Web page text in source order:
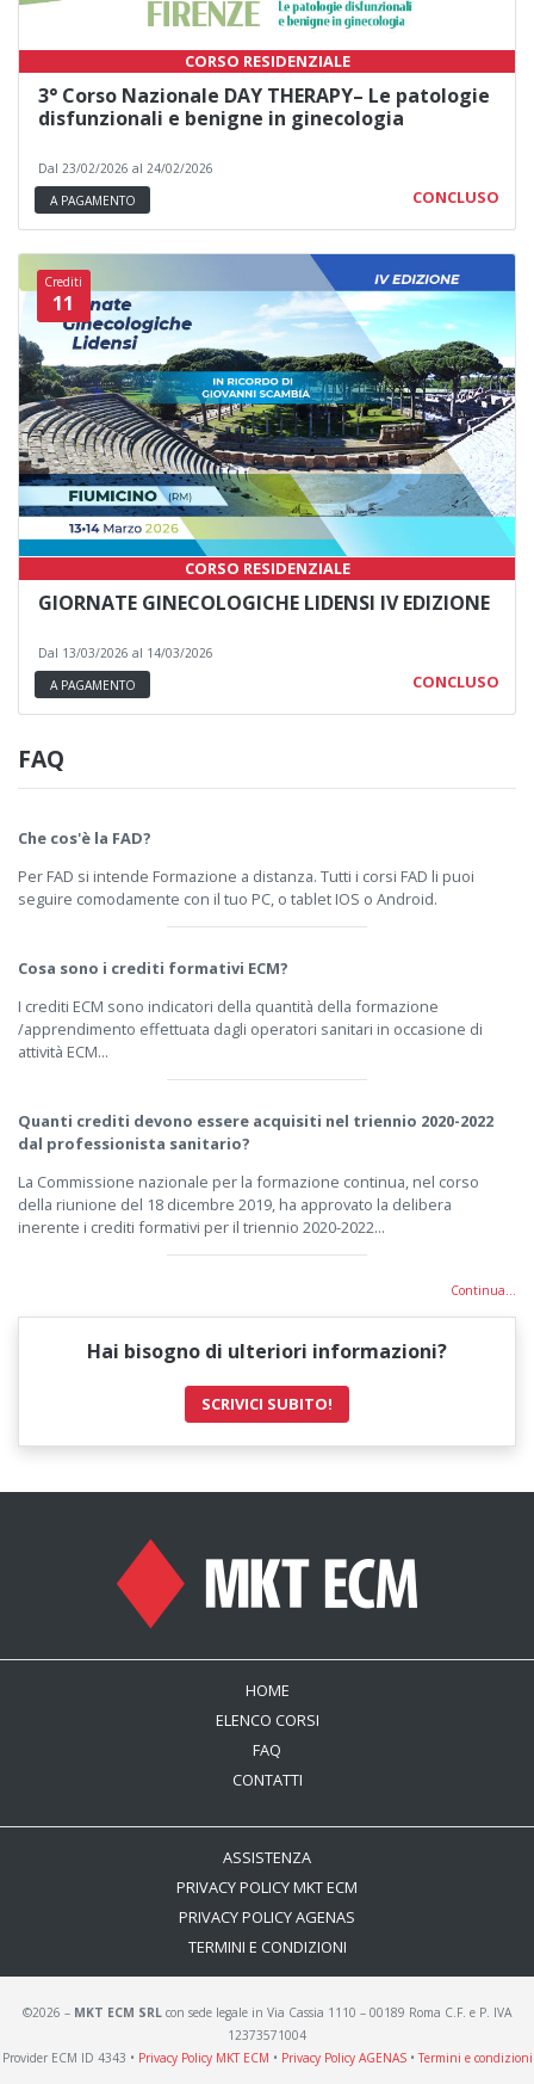
CORSO RESIDENZIALE
3° Corso Nazionale DAY THERAPY– Le patologie
disfunzionali e benigne in ginecologia
Dal 23/02/2026 al 24/02/2026
A PAGAMENTO
CONCLUSO
Crediti
11
CORSO RESIDENZIALE
GIORNATE GINECOLOGICHE LIDENSI IV EDIZIONE
Dal 13/03/2026 al 14/03/2026
A PAGAMENTO
CONCLUSO
FAQ
Che cos'è la FAD?
Per FAD si intende Formazione a distanza. Tutti i corsi FAD li puoi
seguire comodamente con il tuo PC, o tablet IOS o Android.
Cosa sono i crediti formativi ECM?
I crediti ECM sono indicatori della quantità della formazione
/apprendimento effettuata dagli operatori sanitari in occasione di
attività ECM...
Quanti crediti devono essere acquisiti nel triennio 2020-2022
dal professionista sanitario?
La Commissione nazionale per la formazione continua, nel corso
della riunione del 18 dicembre 2019, ha approvato la delibera
inerente i crediti formativi per il triennio 2020-2022...
Continua...
Hai bisogno di ulteriori informazioni?
SCRIVICI SUBITO!
HOME
ELENCO CORSI
FAQ
CONTATTI
ASSISTENZA
PRIVACY POLICY MKT ECM
PRIVACY POLICY AGENAS
TERMINI E CONDIZIONI
©2026 – MKT ECM SRL con sede legale in Via Cassia 1110 – 00189 Roma C.F. e P. IVA
12373571004
Provider ECM ID 4343 • Privacy Policy MKT ECM • Privacy Policy AGENAS•Termini e condizioni